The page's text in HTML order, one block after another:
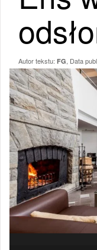
Autor tekstu: FG , Data